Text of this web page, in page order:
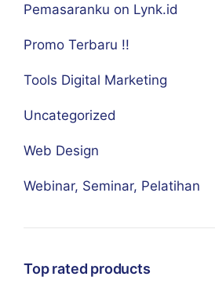
Pemasaranku on Lynk.id
Promo Terbaru !!
Tools Digital Marketing
Uncategorized
Web Design
Webinar, Seminar, Pelatihan
Top rated products